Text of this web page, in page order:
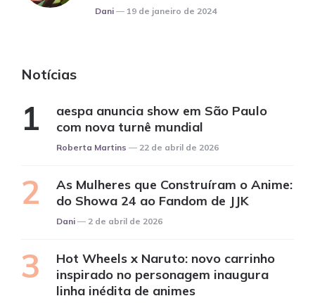
Posted
Dani 19 de janeiro de 2024
Notícias
aespa anuncia show em São Paulo
com nova turnê mundial
Posted
Roberta Martins 22 de abril de 2026
As Mulheres que Construíram o Anime:
do Showa 24 ao Fandom de JJK
Posted
Dani 2 de abril de 2026
Hot Wheels x Naruto: novo carrinho
inspirado no personagem inaugura
linha inédita de animes